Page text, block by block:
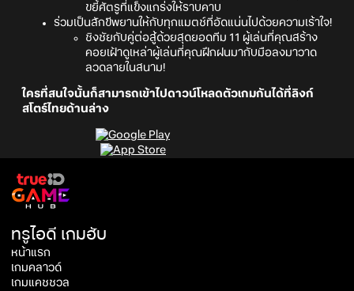
ขยี้ศัตรูที่แข็งแกร่งให้ราบคาบ
ร่วมเป็นสักขีพยานให้กับทุกแมตช์ที่อัดแน่นไปด้วยความเร้าใจ!
ชิงชัยกับคู่ต่อสู้ด้วยสุดยอดทีม 11 ผู้เล่นที่คุณสร้าง
คอยเฝ้าดูเหล่าผู้เล่นที่คุณฝึกฝนมากับมือลงมาวาด
ลวดลายในสนาม!
ใครที่สนใจนั้นก็สามารถเข้าไปดาวน์โหลดตัวเกมกันได้ที่ลิงก์
สโตร์ไทยด้านล่าง
ทรูไอดี เกมฮับ
หน้าแรก
เกมคลาวด์
เกมแคชชวล